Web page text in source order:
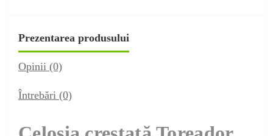
Prezentarea produsului
Opinii (0)
Întrebări (0)